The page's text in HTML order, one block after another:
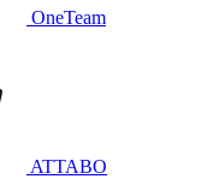
OneTeam
ATTABO